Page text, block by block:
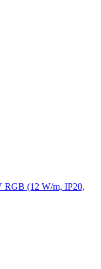
RGB (12 W/m, IP20,